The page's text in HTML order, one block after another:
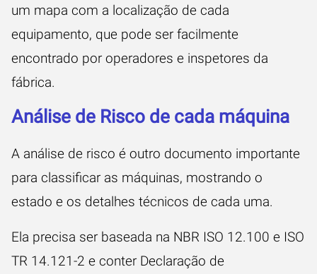
um mapa com a localização de cada
equipamento, que pode ser facilmente
encontrado por operadores e inspetores da
fábrica.
Análise de Risco de cada máquina
A análise de risco é outro documento importante
para classificar as máquinas, mostrando o
estado e os detalhes técnicos de cada uma.
Ela precisa ser baseada na NBR ISO 12.100 e ISO
TR 14.121-2 e conter Declaração de